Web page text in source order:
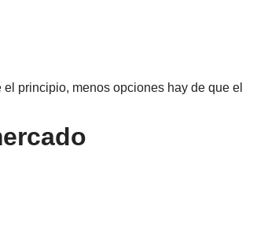
principio, menos opciones hay de que el